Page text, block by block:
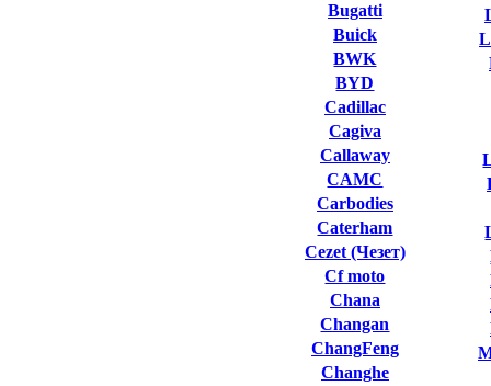
Bugatti
Buick
BWK
BYD
Cadillac
Cagiva
Callaway
CAMC
Carbodies
Caterham
Cezet (Чезет)
Cf moto
Chana
Changan
ChangFeng
Changhe